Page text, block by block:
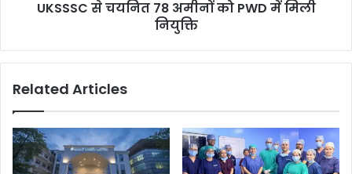
UKSSSC से चयनित 78 अमीनों को PWD में मिली
नियुक्ति
Related Articles